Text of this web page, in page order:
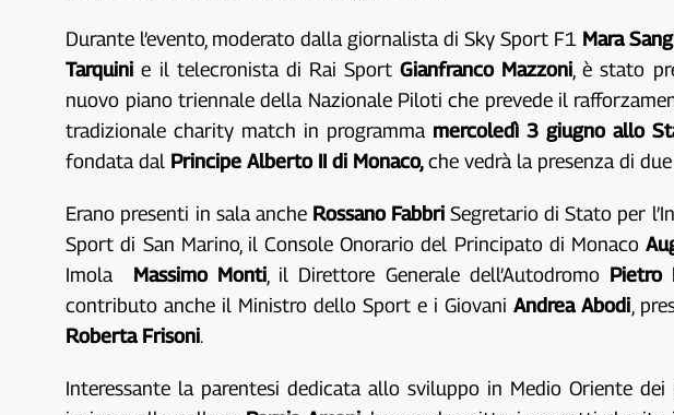
Durante l’evento, moderato dalla giornalista di Sky Sport F1 Mara
Tarquini e il telecronista di Rai SportGianfranco Mazzoni , è stato
nuovo piano triennale della Nazionale Piloti che prevede il
tradizionale charity match in programma mercoledì 3 giugno allo
fondata dal Principe Alberto II di Monaco,che vedrà la presenza di
Erano presenti in sala anche Rossano FabbriSegretario di Stato per
Sport di San Marino, il Console Onorario del Principato di Monaco
Imola Massimo Monti, il Direttore Generale dell’Autodromo Pietro
contributo anche il Ministro dello Sport e i GiovaniAndrea Abodi ,
Roberta Frisoni.
Interessante la parentesi dedicata allo sviluppo in Medio Oriente